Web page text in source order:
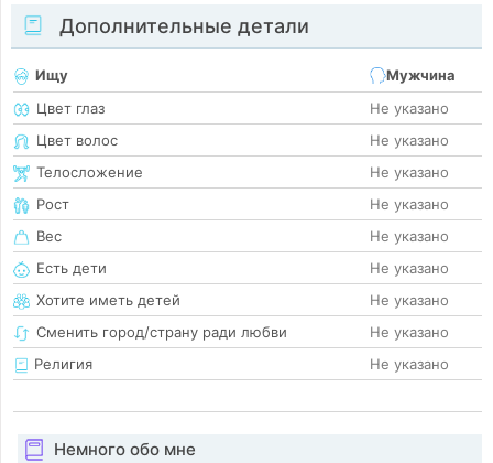
Дополнительные детали
Ищу
Мужчина
Цвет глаз
Не указано
Цвет волос
Не указано
Телосложение
Не указано
Рост
Не указано
Вес
Не указано
Есть дети
Не указано
Хотите иметь детей
Не указано
Сменить город/страну ради любви
Не указано
Религия
Не указано
Немного обо мне